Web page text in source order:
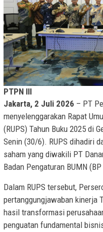
PTPN III
Jakarta, 2 Juli 2026 – PT
menyelenggarakan Rapat
(RUPS) Tahun Buku 2025 di
Senin (30/6). RUPS dihadiri
saham yang diwakili PT
Badan Pengaturan BUMN (BP
Dalam RUPS tersebut,
pertanggungjawaban kinerja
hasil transformasi
penguatan fundamental